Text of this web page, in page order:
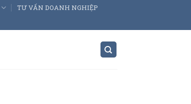
TƯ VẤN DOANH NGHIỆP